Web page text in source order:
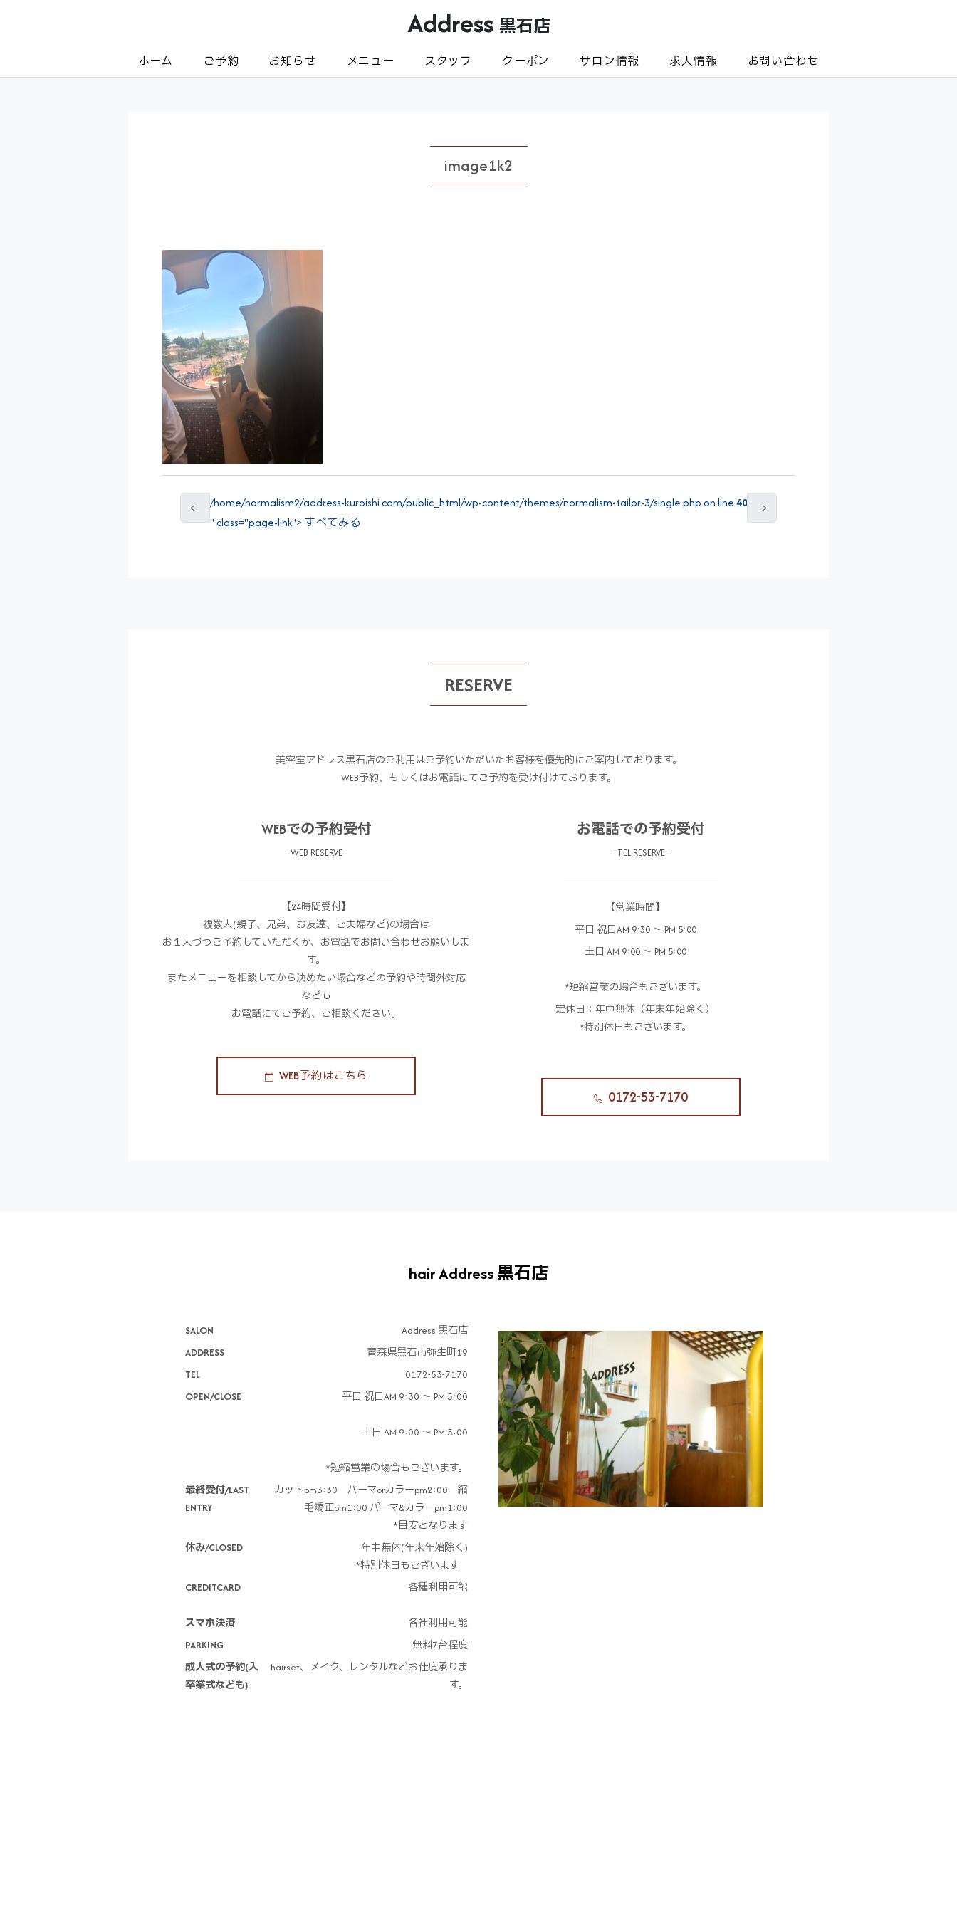
Address 黒石店
ホーム ご予約 お知らせ メニュー スタッフ クーポン サロン情報 求人情報 お問い合わせ
image1k2
← /home/normalism2/address-kuroishi.com/public_html/wp-content/themes/normalism-tailor-3/single.php on line40
" class="page-link"> すべてみる
→
RESERVE
美容室アドレス黒石店のご利用はご予約いただいたお客様を優先的にご案内しております。
WEB予約、もしくはお電話にてご予約を受け付けております。
WEBでの予約受付
- WEB RESERVE -
【24時間受付】
複数人(親子、兄弟、お友達、ご夫婦など)の場合は
お１人づつご予約していただくか、お電話でお問い合わせお願いしま
す。
またメニューを相談してから決めたい場合などの予約や時間外対応
なども
お電話にてご予約、ご相談ください。
WEB予約はこちら
お電話での予約受付
- TEL RESERVE -
【営業時間】
平日 祝日AM 9:30 ～ PM 5:00
土日 AM 9:00 ～ PM 5:00
*短縮営業の場合もございます。
定休日：年中無休（年末年始除く）
*特別休日もございます。
0172-53-7170
hair Address 黒石店
SALON
Address 黒石店
ADDRESS
青森県黒石市弥生町19
TEL
0172-53-7170
OPEN/CLOSE
平日 祝日AM 9:30 ～ PM 5:00
土日 AM 9:00 ～ PM 5:00
*短縮営業の場合もございます。
最終受付/LAST
ENTRY
カットpm3:30 パーマorカラーpm2:00 縮
毛矯正pm1:00 パーマ&カラーpm1:00
*目安となります
休み/CLOSED
年中無休(年末年始除く)
*特別休日もございます。
CREDITCARD
スマホ決済
各種利用可能
各社利用可能
PARKING
無料7台程度
成人式の予約(入
卒業式なども)
hairset、メイク、レンタルなどお仕度承りま
す。